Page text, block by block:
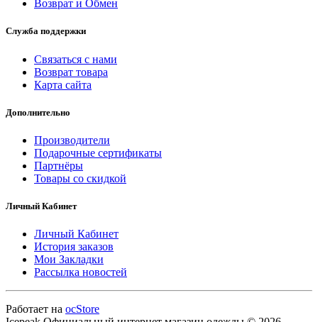
Возврат и Обмен
Служба поддержки
Связаться с нами
Возврат товара
Карта сайта
Дополнительно
Производители
Подарочные сертификаты
Партнёры
Товары со скидкой
Личный Кабинет
Личный Кабинет
История заказов
Мои Закладки
Рассылка новостей
Работает на ocStore